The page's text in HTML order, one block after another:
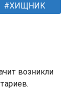
ХИЩНИК
возникли